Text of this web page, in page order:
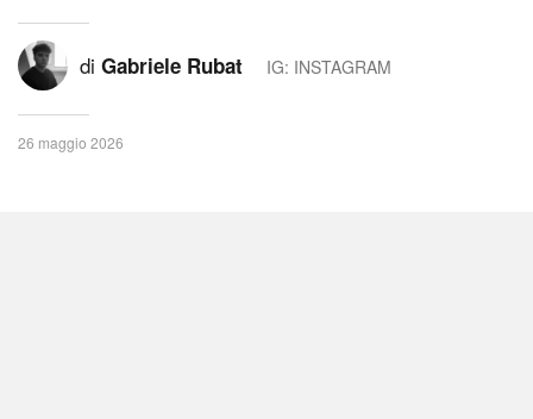
di Gabriele Rubat IG: INSTAGRAM
26 maggio 2026